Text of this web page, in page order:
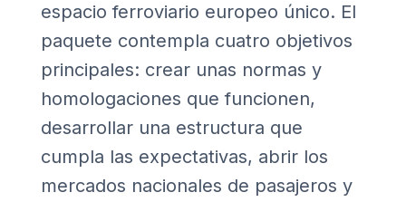
espacio ferroviario europeo único. El
paquete contempla cuatro objetivos
principales: crear unas normas y
homologaciones que funcionen,
desarrollar una estructura que
cumpla las expectativas, abrir los
mercados nacionales de pasajeros y